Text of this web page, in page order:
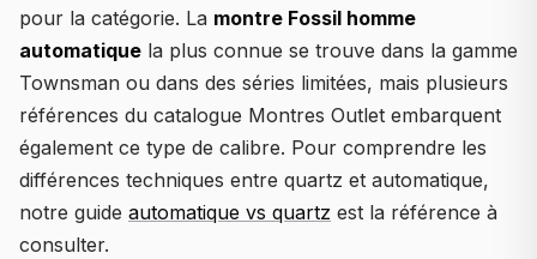
pour la catégorie. La montre Fossil homme
automatique la plus connue se trouve dans la gamme
Townsman ou dans des séries limitées, mais plusieurs
références du catalogue Montres Outlet embarquent
également ce type de calibre. Pour comprendre les
différences techniques entre quartz et automatique,
notre guide automatique vs quartz est la référence à
consulter.